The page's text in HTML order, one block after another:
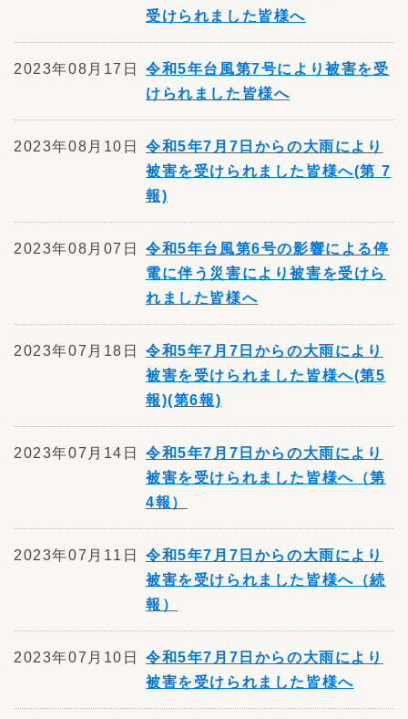
受けられました皆様へ
令和5年台風第7号により被害を受
けられました皆様へ
2023年08月17日
令和5年7月7日からの大雨により
被害を受けられました皆様へ(第 7
報)
2023年08月10日
令和5年台風第6号の影響による停
電に伴う災害により被害を受けら
れました皆様へ
2023年08月07日
令和5年7月7日からの大雨により
被害を受けられました皆様へ(第5
報)(第6報)
2023年07月18日
令和5年7月7日からの大雨により
被害を受けられました皆様へ（第
4報）
2023年07月14日
令和5年7月7日からの大雨により
被害を受けられました皆様へ（続
報）
2023年07月11日
令和5年7月7日からの大雨により
被害を受けられました皆様へ
2023年07月10日